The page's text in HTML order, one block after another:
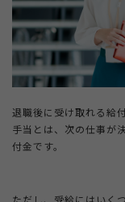
法人ご担当者
もらえる給付
退職コンシェ
退職後に受け取れる給
手当とは、次の仕事が
付金です。